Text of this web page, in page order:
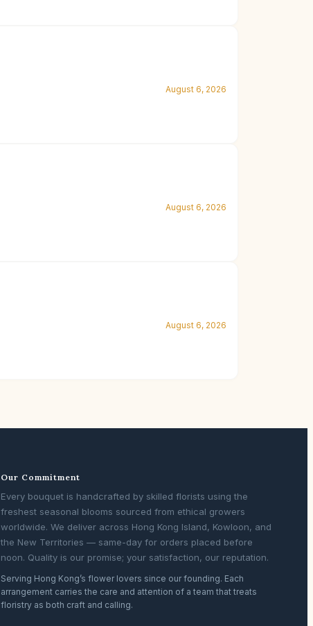
August 6, 2026
August 6, 2026
August 6, 2026
Our Commitment
Every bouquet is handcrafted by skilled florists using the
freshest seasonal blooms sourced from ethical growers
worldwide. We deliver across Hong Kong Island, Kowloon, and
the New Territories — same-day for orders placed before
noon. Quality is our promise; your satisfaction, our reputation.
Serving Hong Kong’s flower lovers since our founding. Each
arrangement carries the care and attention of a team that treats
floristry as both craft and calling.